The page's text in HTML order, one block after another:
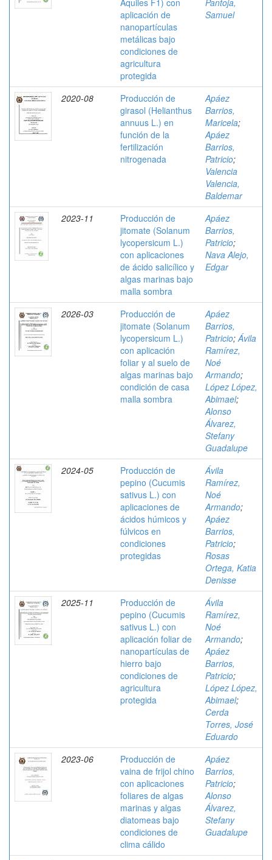
Aquiles F1) con
aplicación de
nanopartículas
metálicas bajo
condiciones de
agricultura
protegida
Pantoja,
Samuel
2020-08
Producción de
girasol (Helianthus
annuus L.) en
función de la
fertilización
nitrogenada
Apáez
Barrios,
Maricela;
Apáez
Barrios,
Patricio;
Valencia
Valencia,
Baldemar
2023-11
Producción de
jitomate (Solanum
lycopersicum L.)
con aplicaciones
de ácido salicílico y
algas marinas bajo
malla sombra
Apáez
Barrios,
Patricio;
Nava Alejo,
Edgar
2026-03
Producción de
jitomate (Solanum
lycopersicum L.)
con aplicación
foliar y al suelo de
algas marinas bajo
condición de casa
malla sombra
Apáez
Barrios,
Patricio;Ávila
Ramírez,
Noé
Armando;
López López,
Abimael;
Alonso
Álvarez,
Stefany
Guadalupe
2024-05
Producción de
pepino (Cucumis
sativus L.) con
aplicaciones de
ácidos húmicos y
fúlvicos en
condiciones
protegidas
Ávila
Ramírez,
Noé
Armando;
Apáez
Barrios,
Patricio;
Rosas
Ortega, Katia
Denisse
2025-11
Producción de
pepino (Cucumis
sativus L.) con
aplicación foliar de
nanopartículas de
hierro bajo
condiciones de
agricultura
protegida
Ávila
Ramírez,
Noé
Armando;
Apáez
Barrios,
Patricio;
López López,
Abimael;
Cerda
Torres, José
Eduardo
2023-06
Producción de
vaina de frijol chino
con aplicaciones
foliares de algas
marinas y algas
diatomeas bajo
condiciones de
clima cálido
Apáez
Barrios,
Patricio;
Alonso
Álvarez,
Stefany
Guadalupe